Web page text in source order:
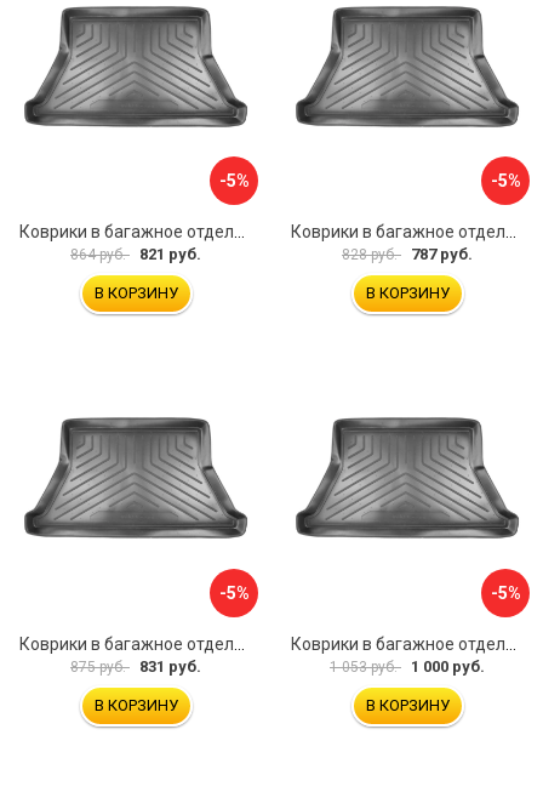
-5%
864 руб. 821 руб.
В КОРЗИНУ
-5%
828 руб. 787 руб.
В КОРЗИНУ
-5%
Коврики в багажное отделение для Volkswagen Jetta SD (2011) (c ушами) UNIDEC NPA00-E95-240
875 руб. 831 руб.
В КОРЗИНУ
-5%
Коврики в багажное отделение для Volkswagen Touareg (2010) (4-х зонный климат контроль) UNIDEC NPL-Bi-95-57
1 053 руб. 1 000 руб.
В КОРЗИНУ